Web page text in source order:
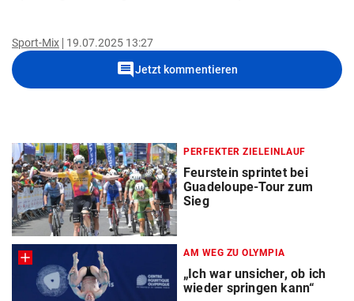
Sport-Mix 19.07.2025 13:27
commentJetzt kommentieren
PERFEKTER ZIELEINLAUF
Feurstein sprintet bei
Guadeloupe-Tour zum
Sieg
AM WEG ZU OLYMPIA
„Ich war unsicher, ob ich
wieder springen kann“